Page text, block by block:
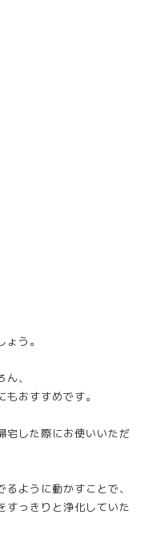
う。
、
おすすめです。
宅した際にお使いいただ
ように動かすことで、
すっきりと浄化していた